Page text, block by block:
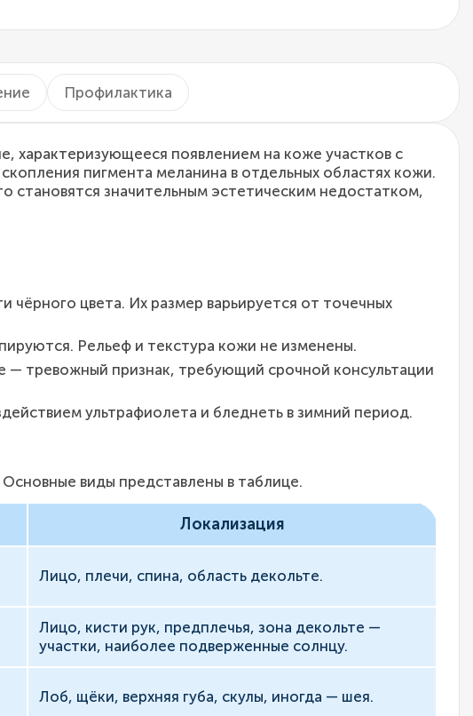
Профилактика
характеризующееся появлением на коже участков с
пигмента меланина в отдельных областях кожи.
становятся значительным эстетическим недостатком,
цвета. Их размер варьируется от точечных
Рельеф и текстура кожи не изменены.
— тревожный признак, требующий срочной консультации
ультрафиолета и бледнеть в зимний период.
виды представлены в таблице.
Локализация
Лицо, плечи, спина, область декольте.
Лицо, кисти рук, предплечья, зона декольте —
участки, наиболее подверженные солнцу.
Лоб, щёки, верхняя губа, скулы, иногда — шея.